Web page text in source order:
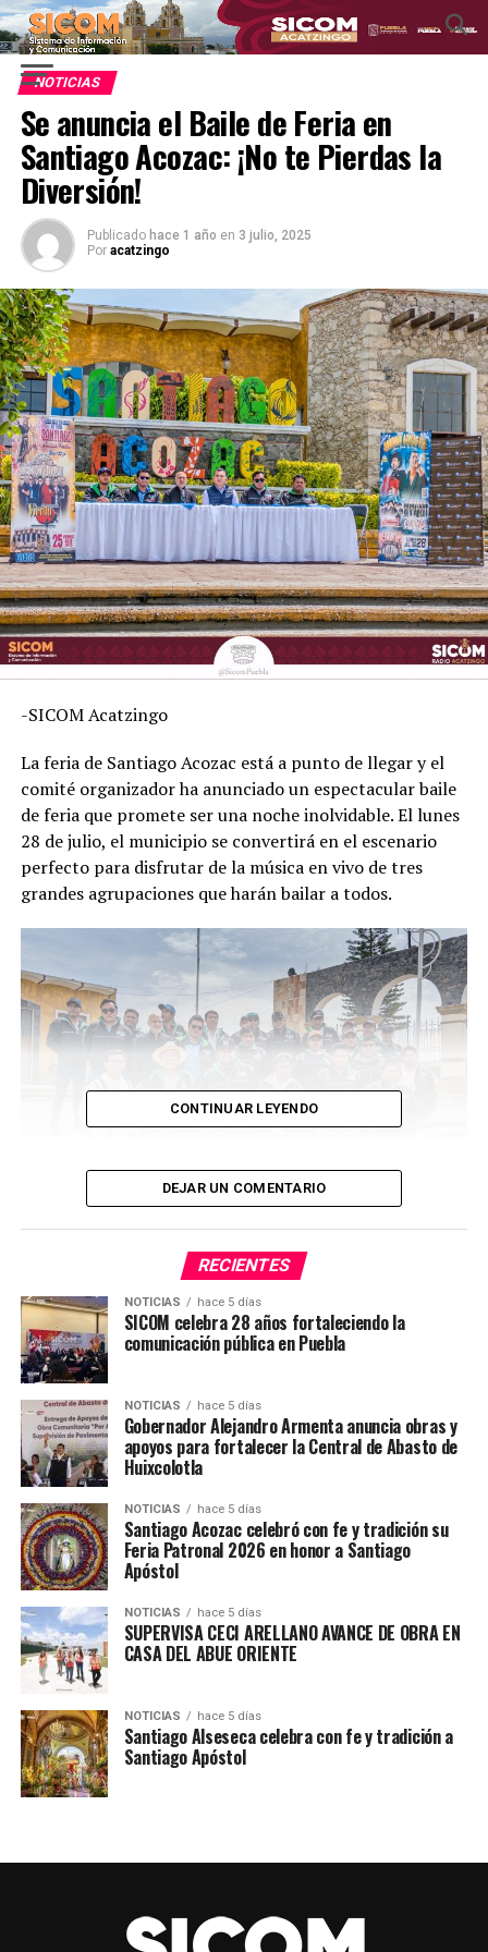
NOTICIAS
Se anuncia el Baile de Feria en
Santiago Acozac: ¡No te Pierdas la
Diversión!
Publicado hace 1 año en 3 julio, 2025
Por acatzingo
-SICOM Acatzingo
La feria de Santiago Acozac está a punto de llegar y el
comité organizador ha anunciado un espectacular baile
de feria que promete ser una noche inolvidable. El lunes
28 de julio, el municipio se convertirá en el escenario
perfecto para disfrutar de la música en vivo de tres
grandes agrupaciones que harán bailar a todos.
Comisión Organizadora / Fotografía: Luis Fernando
Robles Ramos
La cartelera musical incluye a “Banda Carnaval”, “Grupo
Exterminador” y “Grupo Black Power”, tres
agrupaciones que han conquistado el corazón de los
amantes de la música en México. Con su estilo único y
energía contagiosa.
No te pierdas la oportunidad de disfrutar de una noche
de diversión y música en vivo en la feria de Santiago
Acozac. ¡Marca en tu calendario el lunes 28 de julio y
prepárate para bailar toda la noche!
#SICOMAcatzingo#SICOMRadioAcatzingo#SantiagoAcozac
TEMAS RELACIONADOS CULTURA
SIGUE CON
Anuncio de la Feria Patronal 2025 de Tochtepec: ¡Una
Celebración Cultural y de Diversión!
CONTINUAR LEYENDO
DEJAR UN COMENTARIO
RECIENTES
NOTICIAS hace 5 días
SICOM celebra 28 años fortaleciendo la
comunicación pública en Puebla
NOTICIAS hace 5 días
Gobernador Alejandro Armenta anuncia obras y
apoyos para fortalecer la Central de Abasto de
Huixcolotla
NOTICIAS hace 5 días
Santiago Acozac celebró con fe y tradición su
Feria Patronal 2026 en honor a Santiago
Apóstol
NOTICIAS hace 5 días
SUPERVISA CECI ARELLANO AVANCE DE OBRA EN
CASA DEL ABUE ORIENTE
NOTICIAS hace 5 días
Santiago Alseseca celebra con fe y tradición a
Santiago Apóstol